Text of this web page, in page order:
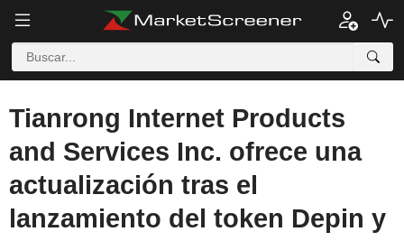
Tianrong Internet Products
and Services Inc. ofrece una
actualización tras el
lanzamiento del token Depin y